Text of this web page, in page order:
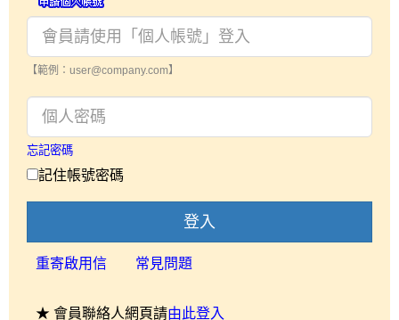
【範例：user@company.com】
忘記密碼
記住帳號密碼
登入
重寄啟用信 常見問題
★ 會員聯絡人網頁請由此登入